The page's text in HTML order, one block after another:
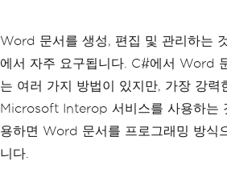
Word 문서를 생성, 편집 및 관리하는
에서 자주 요구됩니다. C#에서 Word
는 여러 가지 방법이 있지만, 가장 강력
Microsoft Interop 서비스를 사용하는
용하면 Word 문서를 프로그래밍 방식
니다.